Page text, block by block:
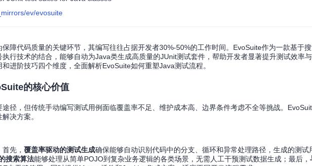
ev/evosuite
障代码质量的关键环节，其编写往往占据开发者30%-50%的工作时间。EvoSuite作为一款基于
行技术的结合，能够自动为Java类生成高质量的JUnit测试套件，帮助开发者显著提升测试效率
进阶技巧四个维度，全面解析EvoSuite如何重塑Java测试流程。
的核心价值
径，但传统手动编写测试用例面临覆盖率不足、维护成本高、边界条件考虑不全等挑战。
决方案。
先， 覆盖率驱动的测试生成确保能够自动识别代码中的分支、循环和异常处理路径，生成的测试
搜索算法能够处理从简单POJO到复杂业务逻辑的各类场景，无需人工干预测试数据生成；最后，